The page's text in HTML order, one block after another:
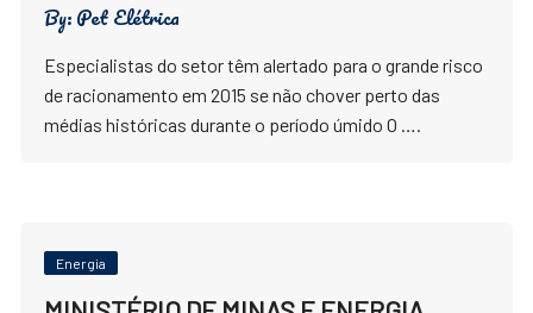
By:Pet Elétrica
Especialistas do setor têm alertado para o grande risco
de racionamento em 2015 se não chover perto das
médias históricas durante o período úmido O ….
Energia